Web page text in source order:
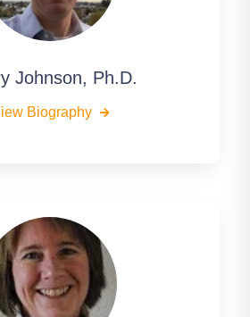
Johnson, Ph.D.
Biography